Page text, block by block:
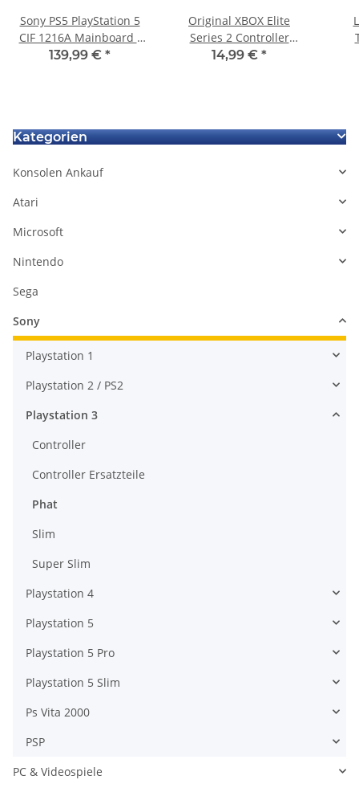
Sony PS5 PlayStation 5
CIF 1216A Mainboard /
Motherboard EDM-030
139,99 € *
Original XBOX Elite
Series 2 Controller
Ladekabel USB C -
14,99 € *
Kategorien
Konsolen Ankauf
Atari
Microsoft
Nintendo
Sega
Sony
Playstation 1
Playstation 2 / PS2
Playstation 3
Controller
Controller Ersatzteile
Phat
Slim
Super Slim
Playstation 4
Playstation 5
Playstation 5 Pro
Playstation 5 Slim
Ps Vita 2000
PSP
PC & Videospiele